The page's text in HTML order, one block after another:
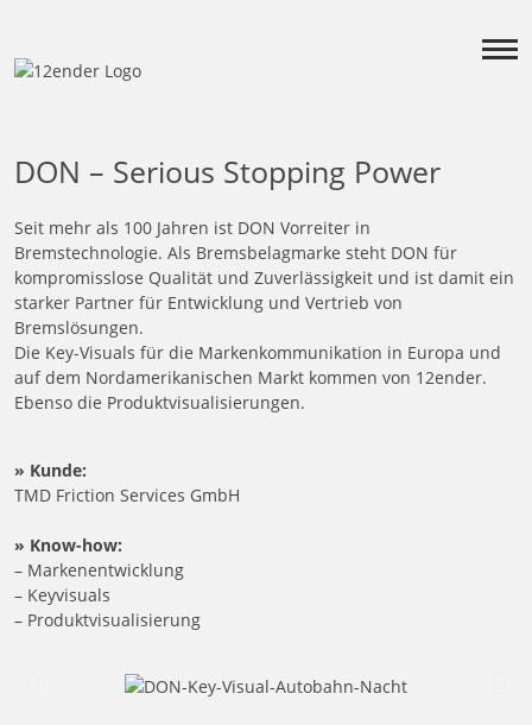
DON – Serious Stopping Power
Seit mehr als 100 Jahren ist DON Vorreiter in
Bremstechnologie. Als Bremsbelagmarke steht DON für
kompromisslose Qualität und Zuverlässigkeit und ist damit ein
starker Partner für Entwicklung und Vertrieb von
Bremslösungen.
Die Key-Visuals für die Markenkommunikation in Europa und
auf dem Nordamerikanischen Markt kommen von 12ender.
Ebenso die Produktvisualisierungen.
» Kunde:
TMD Friction Services GmbH
» Know-how:
– Markenentwicklung
– Keyvisuals
– Produktvisualisierung